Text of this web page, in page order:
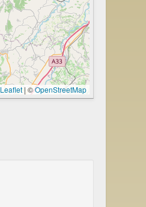
Leaflet | ©OpenStreetMap